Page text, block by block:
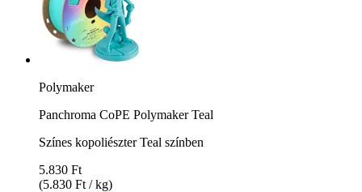
Polymaker
Panchroma CoPE Polymaker Teal
Színes kopoliészter Teal színben
5.830 Ft
(5.830 Ft / kg)